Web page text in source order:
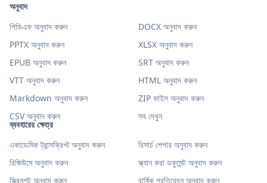
ব্যবহারের ক্ষেত্র
একাডেমিক ট্রান্সক্রিপ্ট অনুবাদ করুন
রিসার্চ পেপার অনুবাদ করুন
রিজিউমে অনুবাদ করুন
স্ক্যান করা ডকুমেন্ট অনুবাদ করুন
স্ক্রিনশট অনুবাদ করুন
বার্ষিক প্রতিবেদন অনুবাদ করুন
অনুবাদ
পিডিএফ অনুবাদ করুন
DOCX অনুবাদ করুন
PPTX অনুবাদ করুন
XLSX অনুবাদ করুন
EPUB অনুবাদ করুন
SRT অনুবাদ করুন
VTT অনুবাদ করুন
HTML অনুবাদ করুন
Markdown অনুবাদ করুন
ZIP ফাইল অনুবাদ করুন
CSV অনুবাদ করুন
সব দেখুন